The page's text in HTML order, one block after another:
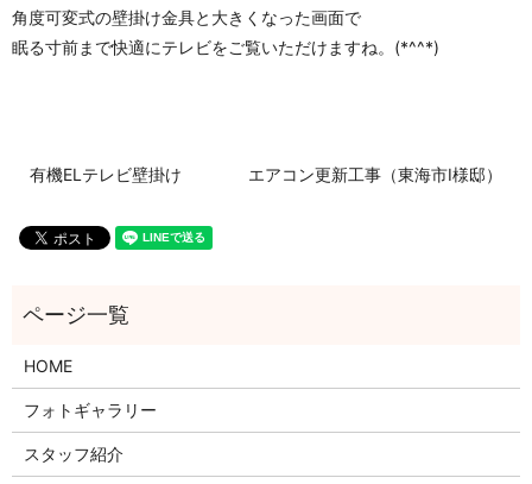
角度可変式の壁掛け金具と大きくなった画面で
眠る寸前まで快適にテレビをご覧いただけますね。(*^^*)
有機ELテレビ壁掛け エアコン更新工事（東海市I様邸）
HOME
フォトギャラリー
スタッフ紹介